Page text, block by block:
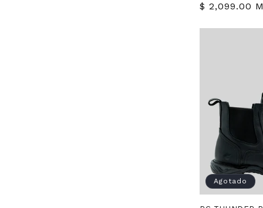
habitual
$ 2,099.00
Agotado